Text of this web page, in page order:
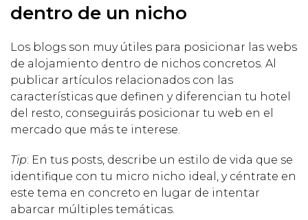
dentro de un nicho
Los blogs son muy útiles para posicionar las webs
de alojamiento dentro de nichos concretos. Al
publicar artículos relacionados con las
características que definen y diferencian tu hotel
del resto, conseguirás posicionar tu web en el
mercado que más te interese.
Tip: En tus posts, describe un estilo de vida que se
identifique con tu micro nicho ideal, y céntrate en
este tema en concreto en lugar de intentar
abarcar múltiples temáticas.